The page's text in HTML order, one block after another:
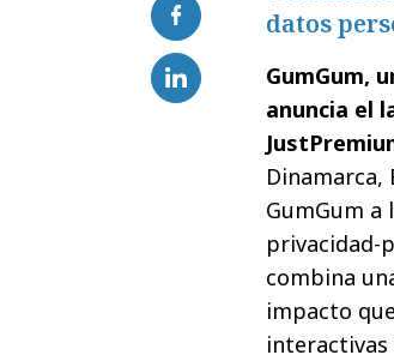
datos
GumGum,
anuncia el
Dinamarca,
GumGum a
privacidad-
combina
impacto